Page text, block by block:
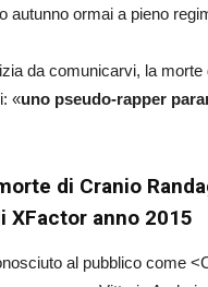
autunno ormai a pieno
da comunicarvi, la morte
«uno pseudo-rapper
di Cranio
XFactor anno 2015
al pubblico come